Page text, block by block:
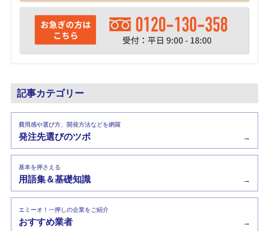
記事カテゴリー
費用感や選び方、開発方法などを網羅
発注先選びのツボ →
基本を押さえる
用語集＆基礎知識 →
エミーオ！一押しの企業をご紹介
おすすめ業者 →